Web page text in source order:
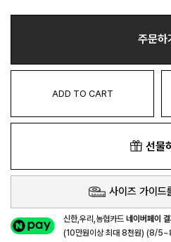
주문하
ADD TO CART
선물
사이즈 가이드
신한,우리,농협카드네이버페이
(10만원이상 최대 8천원) (8/